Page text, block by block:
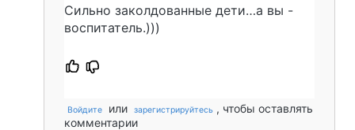
Сильно заколдованные дети…а вы -
воспитатель.)))
Войдите или зарегистрируйтесь , чтобы оставлять
комментарии